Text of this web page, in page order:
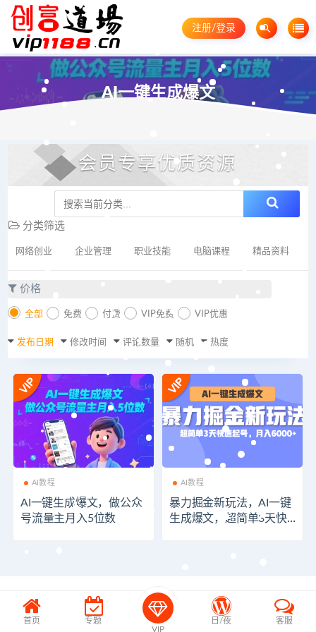
注册/登录
AI一键生成爆文
会员专享优质资源
分类筛选
网络创业 企业管理 职业技能 电脑课程 精品资料
价格
全部 免费 付费 VIP免费 VIP优惠
发布日期 修改时间 评论数量 随机 热度
AI教程
AI一键生成爆文，做公众
号流量主月入5位数
AI教程
暴力掘金新玩法，AI一键
生成爆文，超简单3天快
首页
专题
VIP
日/夜 客服